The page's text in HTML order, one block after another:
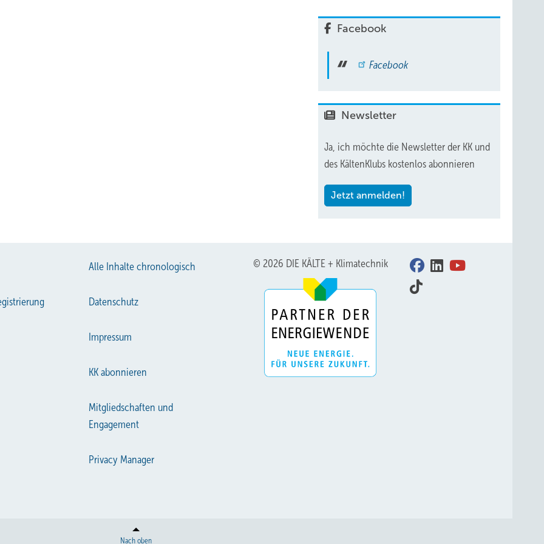
Facebook
Facebook
Newsletter
Ja, ich möchte die Newsletter der KK und
des KältenKlubs kostenlos abonnieren
Jetzt anmelden!
Alle Inhalte chronologisch
Datenschutz
Impressum
KK abonnieren
Mitgliedschaften und
Engagement
Privacy Manager
© 2026 DIE KÄLTE + Klimatechnik
Nach oben